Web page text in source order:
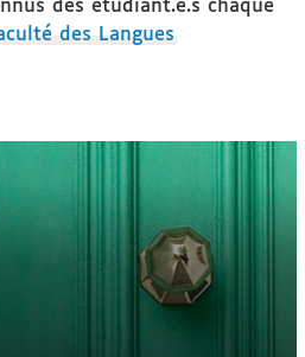
des étudiant.e.s chaque
des Langues